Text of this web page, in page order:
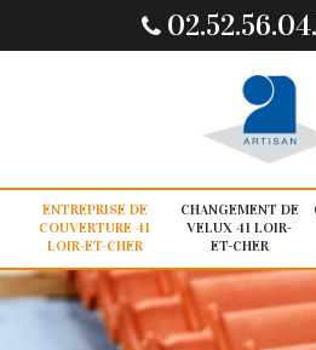
ENTREPRISE DE
COUVERTURE 41
LOIR-ET-CHER
CHANGEMENT DE
VELUX 41 LOIR-
ET-CHER